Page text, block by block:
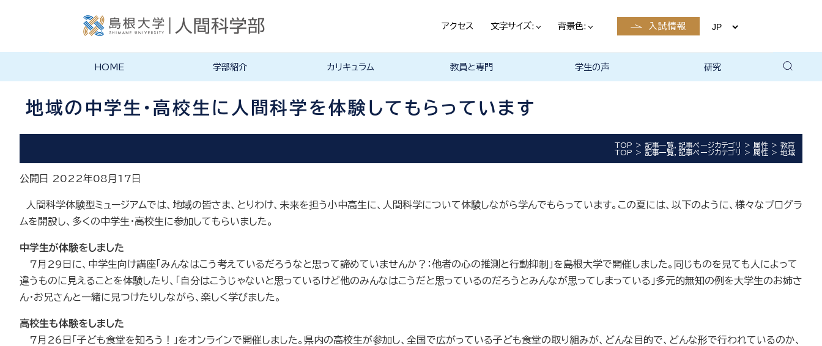
アクセス 文字サイズ: 背景色: 入試情報
HOME 学部紹介 カリキュラム 教員と専門 学生の声 研究
地域の中学生・高校生に人間科学を体験してもらっています
TOP 記事一覧，記事ページカテゴリ 属性
教育
TOP
記事一覧，記事ページカテゴリ 属性 地域
公開日 2022年08月17日
人間科学体験型ミュージアムでは、地域の皆さま、とりわけ、未来を担う小中高生に、人間科学について体験しながら学んでもらっています。この夏には、以下のように、様々なプログラ
ムを開設し、多くの中学生・高校生に参加してもらいました。
中学生が体験をしました
7月29日に、中学生向け講座「みんなはこう考えているだろうなと思って諦めていませんか？：他者の心の推測と行動抑制」を島根大学で開催しました。同じものを見ても人によって
違うものに見えることを体験したり、「自分はこうじゃないと思っているけど他のみんなはこうだと思っているのだろうとみんなが思ってしまっている」多元的無知の例を大学生のお姉さ
ん・お兄さんと一緒に見つけたりしながら、楽しく学びました。
高校生も体験をしました
7月26日「子ども食堂を知ろう！」をオンラインで開催しました。県内の高校生が参加し、全国で広がっている子ども食堂の取り組みが、どんな目的で、どんな形で行われているのか、